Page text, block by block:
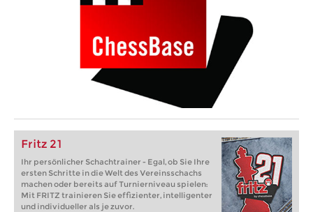
Fritz 21
Ihr persönlicher Schachtrainer - Egal, ob Sie Ihre
ersten Schritte in die Welt des Vereinsschachs
machen oder bereits auf Turnierniveau spielen:
Mit FRITZ trainieren Sie effizienter, intelligenter
und individueller als je zuvor.